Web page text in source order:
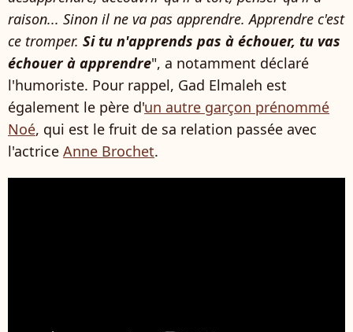
raison... Sinon il ne va pas apprendre. Apprendre c'est
ce tromper. Si tu n'apprends pas à échouer, tu vas
échouer à apprendre", a notamment déclaré
l'humoriste. Pour rappel, Gad Elmaleh est
également le père d'un autre garçon prénommé
Noé, qui est le fruit de sa relation passée avec
l'actrice Anne Brochet.